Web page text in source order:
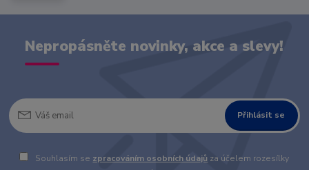
Nepropásněte novinky, akce a slevy!
Přihlásit se
Souhlasím se zpracováním osobních údajů za účelem rozesílky